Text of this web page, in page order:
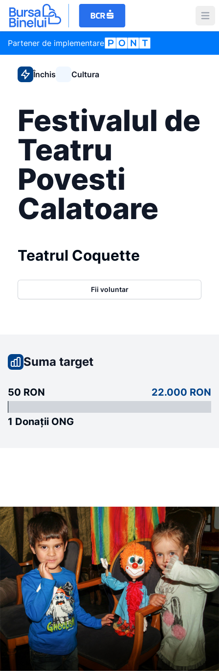
Partener de implementare
Închis Cultura
Festivalul de
Teatru
Povesti
Calatoare
Teatrul Coquette
Fii voluntar
Suma target
50 RON 22.000 RON
1 Donații ONG